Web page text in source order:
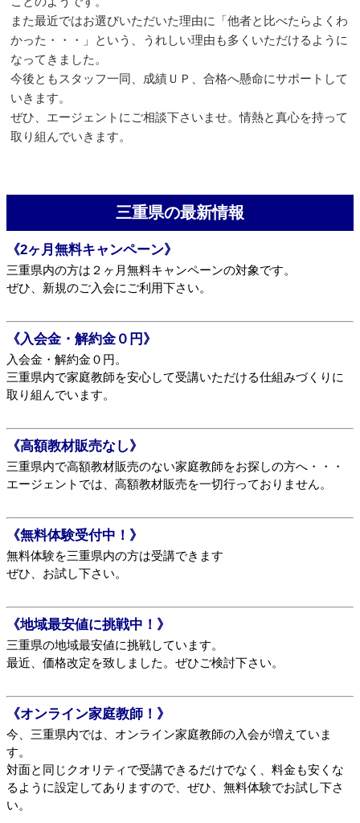
また最近ではお選びいただいた理由に「他者と比べたらよくわ
かった・・・」という、うれしい理由も多くいただけるように
なってきました。
今後ともスタッフ一同、成績ＵＰ、合格へ懸命にサポートして
いきます。
ぜひ、エージェントにご相談下さいませ。情熱と真心を持って
取り組んでいきます。
三重県の最新情報
《2ヶ月無料キャンペーン》
三重県内の方は２ヶ月無料キャンペーンの対象です。
ぜひ、新規のご入会にご利用下さい。
《入会金・解約金０円》
入会金・解約金０円。
三重県内で家庭教師を安心して受講いただける仕組みづくりに
取り組んでいます。
《高額教材販売なし》
三重県内で高額教材販売のない家庭教師をお探しの方へ・・・
エージェントでは、高額教材販売を一切行っておりません。
《無料体験受付中！》
無料体験を三重県内の方は受講できます
ぜひ、お試し下さい。
《地域最安値に挑戦中！》
三重県の地域最安値に挑戦しています。
最近、価格改定を致しました。ぜひご検討下さい。
《オンライン家庭教師！》
今、三重県内では、オンライン家庭教師の入会が増えていま
す。
対面と同じクオリティで受講できるだけでなく、料金も安くな
るように設定してありますので、ぜひ、無料体験でお試し下さ
い。